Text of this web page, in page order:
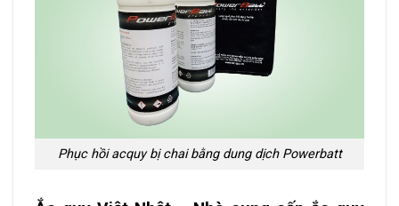
Phục hồi acquy bị chai bằng dung dịch Powerbatt